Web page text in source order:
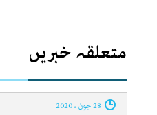
متعلقہ خبریں